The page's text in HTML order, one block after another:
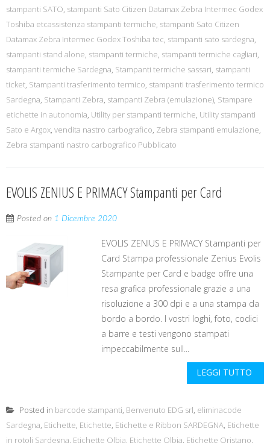
stampanti SATO, stampanti Sato Citizen Datamax Zebra Intermec Godex
Toshiba etcassistenza stampanti termiche, stampanti Sato Citizen
Datamax Zebra Intermec Godex Toshiba tec, stampanti sato sardegna,
stampanti stand alone, stampanti termiche, stampanti termiche cagliari,
stampanti termiche Sardegna, Stampanti termiche sassari, stampanti
ticket, Stampanti trasferimento termico, stampanti trasferimento termico
Sardegna, Stampanti Zebra, stampanti Zebra (emulazione), Stampare
etichette in autonomia, Utility per stampanti termiche, Utility stampanti
Sato e Argox, vendita nastro carbografico, Zebra stampanti emulazione,
Zebra stampanti nastro carbografico Pubblicato
EVOLIS ZENIUS E PRIMACY Stampanti per Card
Posted on 1 Dicembre 2020
EVOLIS ZENIUS E PRIMACY Stampanti per
Card Stampa professionale Zenius Evolis
Stampante per Card e badge offre una
resa grafica professionale grazie a una
risoluzione a 300 dpi e a una stampa da
bordo a bordo. I vostri loghi, foto, codici
a barre e testi vengono stampati
impeccabilmente sull...
LEGGI TUTTO
Posted in barcode stampanti, Benvenuto EDG srl, eliminacode
Sardegna, Etichette, Etichette, Etichette e Ribbon SARDEGNA, Etichette
in rotoli Sardegna, Etichette Olbia, Etichette Olbia, Etichette Oristano,